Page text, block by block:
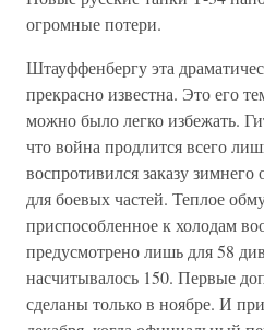
огромные потери.
Штауффенбергу эта
прекрасно известна. Это его
можно было легко избежать.
что война продлится всего
воспротивился заказу
для боевых частей. Теплое
приспособленное к холодам
предусмотрено лишь для 58
насчитывалось 150. Первые
сделаны только в ноябре. И